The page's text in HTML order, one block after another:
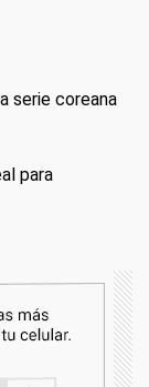
serie coreana
para